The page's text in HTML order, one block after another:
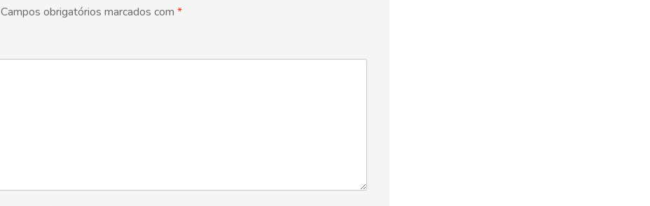
Campos obrigatórios marcados com *